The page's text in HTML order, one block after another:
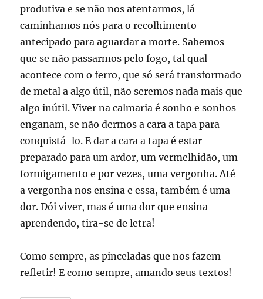
produtiva e se não nos atentarmos, lá
caminhamos nós para o recolhimento
antecipado para aguardar a morte. Sabemos
que se não passarmos pelo fogo, tal qual
acontece com o ferro, que só será transformado
de metal a algo útil, não seremos nada mais que
algo inútil. Viver na calmaria é sonho e sonhos
enganam, se não dermos a cara a tapa para
conquistá-lo. E dar a cara a tapa é estar
preparado para um ardor, um vermelhidão, um
formigamento e por vezes, uma vergonha. Até
a vergonha nos ensina e essa, também é uma
dor. Dói viver, mas é uma dor que ensina
aprendendo, tira-se de letra!
Como sempre, as pinceladas que nos fazem
refletir! E como sempre, amando seus textos!